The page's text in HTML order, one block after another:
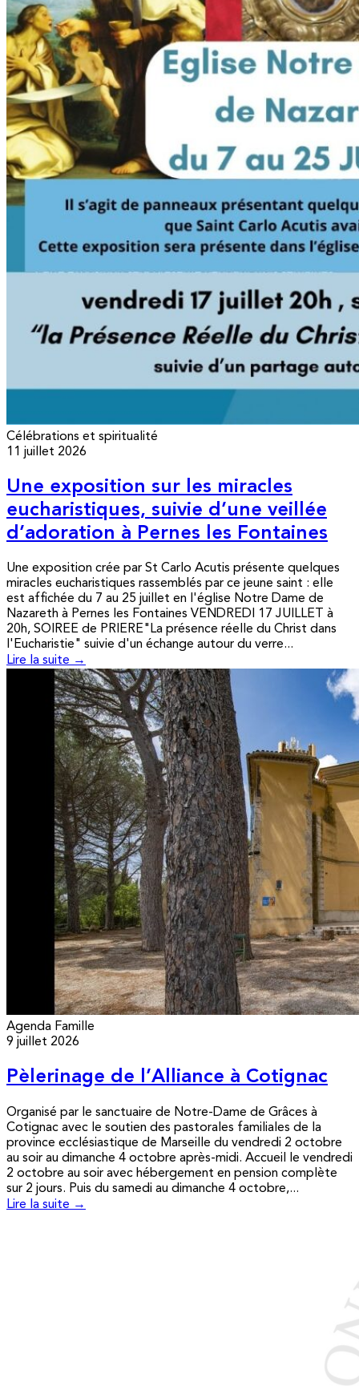
Célébrations et spiritualité
11 juillet 2026
Une exposition sur les miracles
eucharistiques, suivie d’une veillée
d’adoration à Pernes les Fontaines
Une exposition crée par St Carlo Acutis présente quelques
miracles eucharistiques rassemblés par ce jeune saint : elle
est affichée du 7 au 25 juillet en l'église Notre Dame de
Nazareth à Pernes les Fontaines VENDREDI 17 JUILLET à
20h, SOIREE de PRIERE"La présence réelle du Christ dans
l'Eucharistie" suivie d'un échange autour du verre...
Lire la suite →
Agenda Famille
9 juillet 2026
Pèlerinage de l’Alliance à Cotignac
Organisé par le sanctuaire de Notre-Dame de Grâces à
Cotignac avec le soutien des pastorales familiales de la
province ecclésiastique de Marseille du vendredi 2 octobre
au soir au dimanche 4 octobre après-midi. Accueil le vendredi
2 octobre au soir avec hébergement en pension complète
sur 2 jours. Puis du samedi au dimanche 4 octobre,...
Lire la suite →